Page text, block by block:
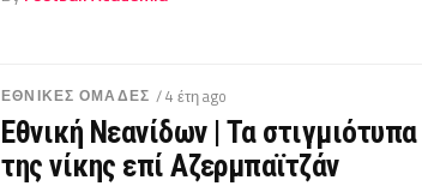
ΕΘΝΙΚΕΣ ΟΜΑΔΕΣ / 4 έτη ago
Εθνική Νεανίδων | Τα στιγμιότυπα
της νίκης επί Αζερμπαϊτζάν